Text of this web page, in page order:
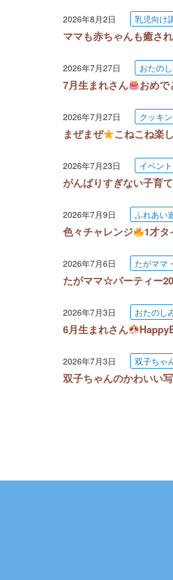
2026年8月2日 乳児向け
ママも赤ちゃんも癒され
2026年7月27日 おたの
7月生まれさん おめで
2026年7月27日 クッキ
まぜまぜ こねこね楽
2026年7月23日 イベント
がんばりすぎない子育
2026年7月9日 ふれあい
色々チャレンジ 1才タ
2026年7月6日 たがママ
たがママ☆パーティー
2026年7月3日 おたのし
6月生まれさん
2026年7月3日 双子ちゃ
双子ちゃんのかわいい